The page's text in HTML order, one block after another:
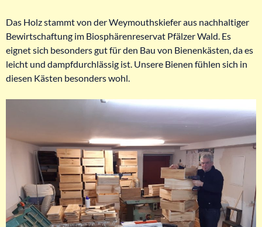
Das Holz stammt von der Weymouthskiefer aus nachhaltiger
Bewirtschaftung im Biosphärenreservat Pfälzer Wald. Es
eignet sich besonders gut für den Bau von Bienenkästen, da es
leicht und dampfdurchlässig ist. Unsere Bienen fühlen sich in
diesen Kästen besonders wohl.